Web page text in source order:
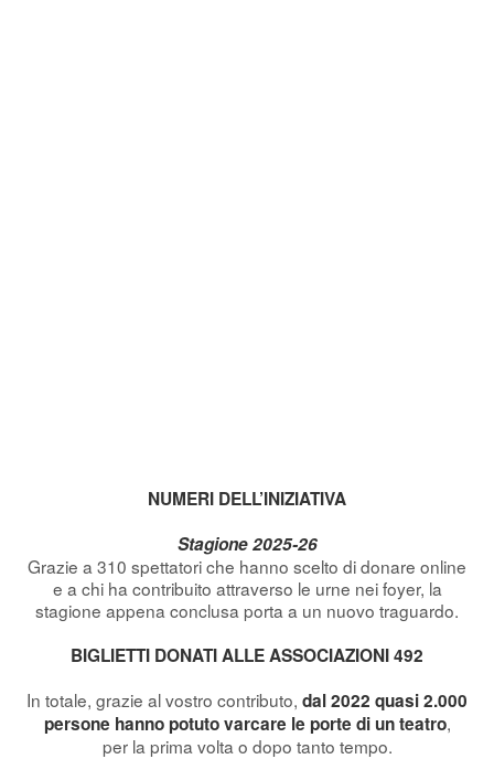
NUMERI DELL’INIZIATIVA
Stagione 2025-26
Grazie a 310 spettatori che hanno scelto di donare online
e a chi ha contribuito attraverso le urne nei foyer, la
stagione appena conclusa porta a un nuovo traguardo.
BIGLIETTI DONATI ALLE ASSOCIAZIONI 492
In totale, grazie al vostro contributo, dal 2022 quasi 2.000
persone hanno potuto varcare le porte di un teatro,
per la prima volta o dopo tanto tempo.